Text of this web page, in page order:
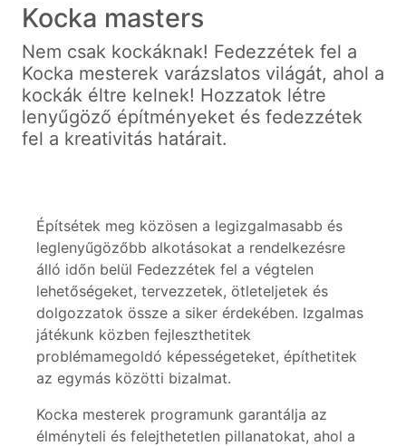
Kocka masters
Nem csak kockáknak! Fedezzétek fel a
Kocka mesterek varázslatos világát, ahol a
kockák éltre kelnek! Hozzatok létre
lenyűgöző építményeket és fedezzétek
fel a kreativitás határait.
Építsétek meg közösen a legizgalmasabb és
leglenyűgözőbb alkotásokat a rendelkezésre
álló időn belül Fedezzétek fel a végtelen
lehetőségeket, tervezzetek, ötleteljetek és
dolgozzatok össze a siker érdekében. Izgalmas
játékunk közben fejleszthetitek
problémamegoldó képességeteket, építhetitek
az egymás közötti bizalmat.
Kocka mesterek programunk garantálja az
élményteli és felejthetetlen pillanatokat, ahol a